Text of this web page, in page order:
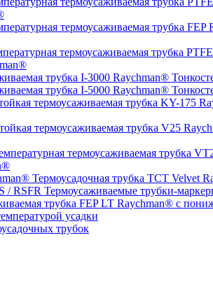
Термоусадочная трубка TCT Velvet
Термоусаживаемые трубки-
усадки
трубок